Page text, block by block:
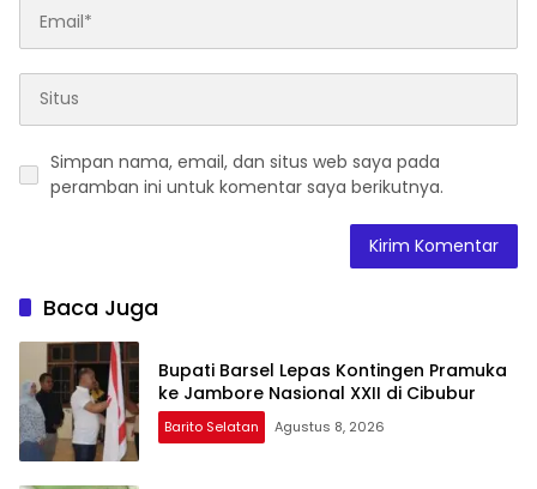
Simpan nama, email, dan situs web saya pada
peramban ini untuk komentar saya berikutnya.
Baca Juga
Bupati Barsel Lepas Kontingen Pramuka
ke Jambore Nasional XXII di Cibubur
Barito Selatan Agustus 8, 2026